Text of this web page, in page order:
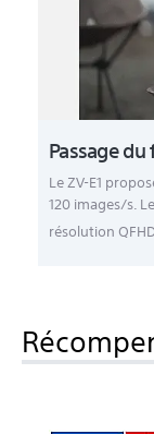
Passage
Le ZV-E1
120 images/s.
résolution